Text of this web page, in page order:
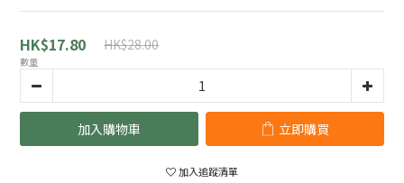
HK$17.80 HK$28.00
數量
加入購物車 立即購買
加入追蹤清單